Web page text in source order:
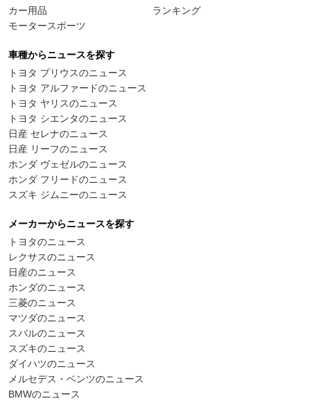
カー用品
モータースポーツ
ランキング
車種からニュースを探す
トヨタ プリウスのニュース
トヨタ アルファードのニュース
トヨタ ヤリスのニュース
トヨタ シエンタのニュース
日産 セレナのニュース
日産 リーフのニュース
ホンダ ヴェゼルのニュース
ホンダ フリードのニュース
スズキ ジムニーのニュース
メーカーからニュースを探す
トヨタのニュース
レクサスのニュース
日産のニュース
ホンダのニュース
三菱のニュース
マツダのニュース
スバルのニュース
スズキのニュース
ダイハツのニュース
メルセデス・ベンツのニュース
BMWのニュース